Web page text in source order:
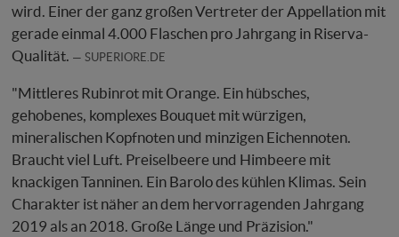
wird. Einer der ganz großen Vertreter der Appellation mit
gerade einmal 4.000 Flaschen pro Jahrgang in Riserva-
Qualität.
SUPERIORE.DE
"Mittleres Rubinrot mit Orange. Ein hübsches,
gehobenes, komplexes Bouquet mit würzigen,
mineralischen Kopfnoten und minzigen Eichennoten.
Braucht viel Luft. Preiselbeere und Himbeere mit
knackigen Tanninen. Ein Barolo des kühlen Klimas. Sein
Charakter ist näher an dem hervorragenden Jahrgang
2019 als an 2018. Große Länge und Präzision."